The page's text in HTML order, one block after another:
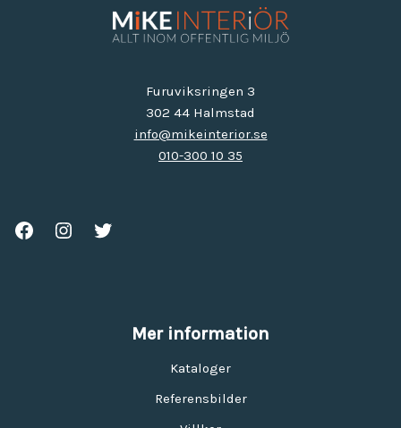
Furuviksringen 3
302 44 Halmstad
info@mikeinterior.se
010-300 10 35
Mer information
Kataloger
Referensbilder